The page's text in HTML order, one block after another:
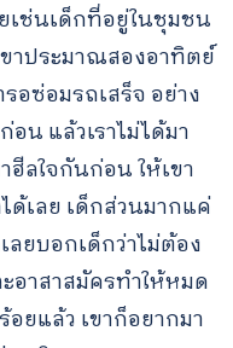
เช่นเด็กที่อยู่ในชุมชน
ขาประมาณสองอาทิตย์
อซ่อมรถเสร็จ อย่าง
อน แล้วเราไม่ได้มา
ฮีลใจกันก่อน ให้เขา
ด้เลย เด็กส่วนมากแค่
ลยบอกเด็กว่าไม่ต้อง
ะอาสาสมัครทำให้หมด
อยแล้ว เขาก็อยากมา